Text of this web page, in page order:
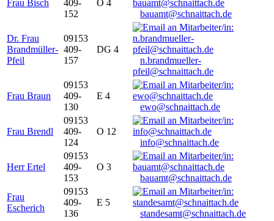
Frau Bisch
409-
152
O 4
bauamt@schnaittach.de
Dr. Frau
Brandmüller-
Pfeil
09153
409-
157
DG 4
n.brandmueller-
pfeil@schnaittach.de
Frau Braun
09153
409-
130
E 4
ewo@schnaittach.de
Frau Brendl
09153
409-
124
O 12
info@schnaittach.de
Herr Ertel
09153
409-
153
O 3
bauamt@schnaittach.de
Frau
Escherich
09153
409-
136
E 5
standesamt@schnaittach.de